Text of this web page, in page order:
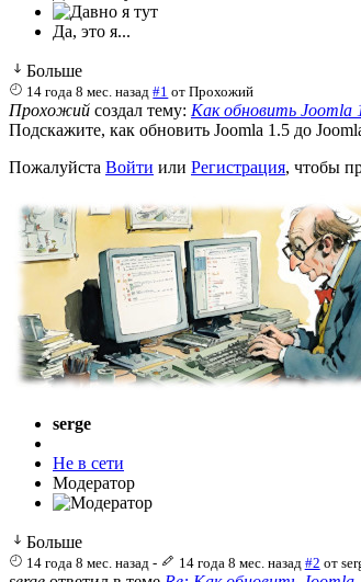
Да, это я...
Больше
14 года 8 мес. назад #1 отПрохожий
Прохожий создал тему: Как обновить Joomla
Подскажите, как обновить Joomla 1.5 до
Пожалуйста Войти или Регистрация, чтобы
serge
Не в сети
Модератор
Больше
14 года 8 мес. назад - 14 года 8 мес. назад #2 от